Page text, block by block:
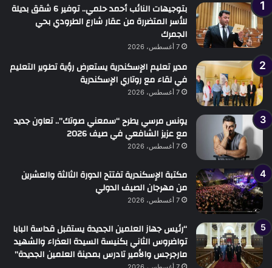
بتوجيهات النائب أحمد حلمي.. توفير 6 شقق بديلة
للأسر المتضررة من عقار شارع الطرودي بحي
الجمرك
7 أغسطس، 2026
مدير تعليم الإسكندرية يستعرض رؤية تطوير التعليم
في لقاء مع روتاري الإسكندرية
7 أغسطس، 2026
يونس مرسي يطرح “سمعني صوتك”.. تعاون جديد
مع عزيز الشافعي في صيف 2026
7 أغسطس، 2026
مكتبة الإسكندرية تفتتح الدورة الثالثة والعشرين
من مهرجان الصيف الدولي
7 أغسطس، 2026
“رئيس جهاز العلمين الجديدة يستقبل قداسة البابا
تواضروس الثاني بكنيسة السيدة العذراء والشهيد
مارجرجس والأمير تادرس بمدينة العلمين الجديدة”